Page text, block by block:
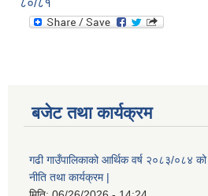
बजेट तथा कार्यक्रम
गढी गाउँपालिकाको आर्थिक वर्ष २०८३/०८४ को
नीति तथा कार्यक्रम |